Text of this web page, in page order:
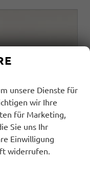
unsere Dienste für
wir Ihre
für Marketing,
Sie uns Ihr
Einwilligung
widerrufen.